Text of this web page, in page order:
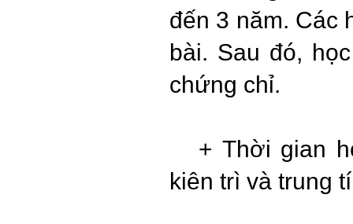
đến 3 năm. Các
bài. Sau đó,
chứng chỉ.
+ Thời gian
kiên trì và trung